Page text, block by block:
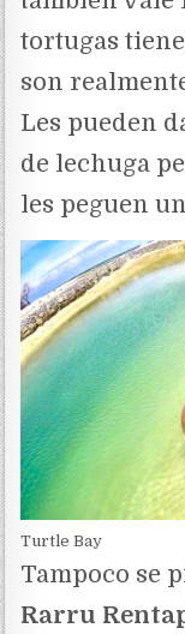
tortugas
son
Les pueden
de lechuga
les peguen
Turtle Bay
Tampoco se
Rarru